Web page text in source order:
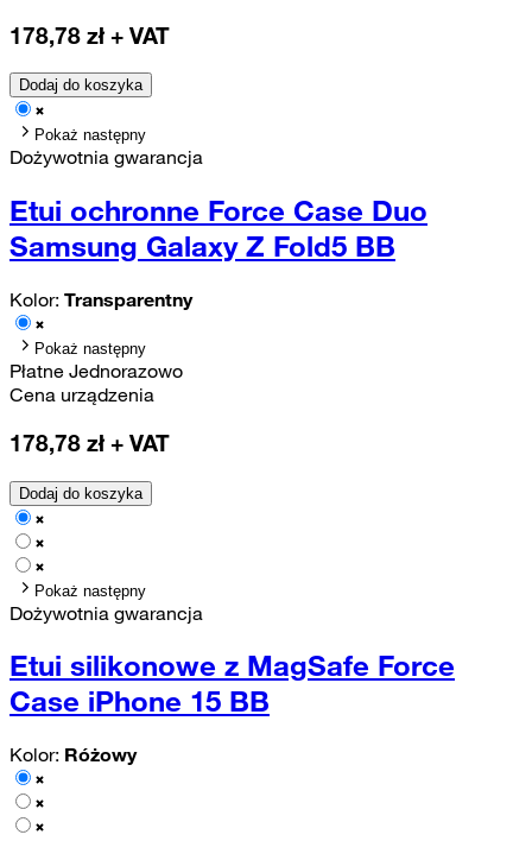
178,78 zł + VAT
Dodaj do koszyka
Pokaż następny
Dożywotnia gwarancja
Etui ochronne Force Case Duo
Samsung Galaxy Z Fold5 BB
Kolor: Transparentny
Pokaż następny
Płatne Jednorazowo
Cena urządzenia
178,78 zł + VAT
Dodaj do koszyka
Pokaż następny
Dożywotnia gwarancja
Etui silikonowe z MagSafe Force
Case iPhone 15 BB
Kolor: Różowy